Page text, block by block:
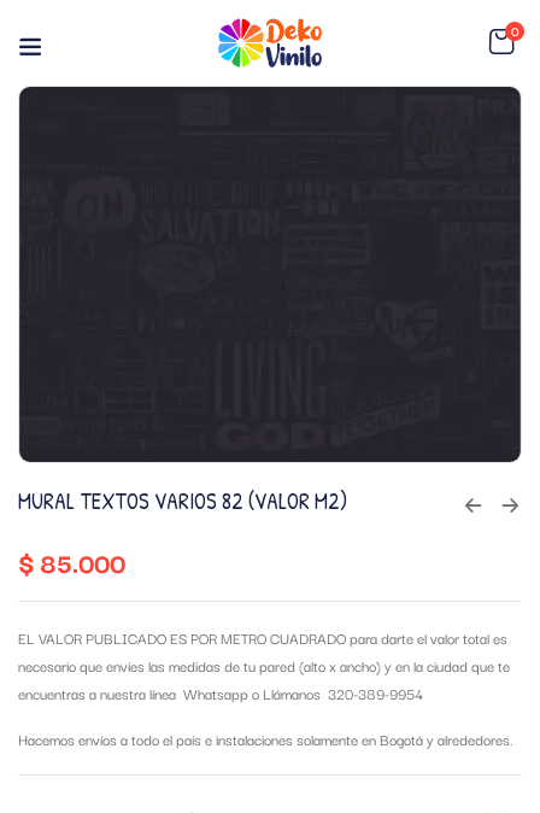
0
MURAL TEXTOS VARIOS 82 (VALOR M2)
$85.000
EL VALOR PUBLICADO ES POR METRO CUADRADO para darte el valor total es
necesario que envíes las medidas de tu pared (alto x ancho) y en la ciudad que te
encuentras a nuestra línea Whatsapp o Llámanos 320-389-9954
Hacemos envíos a todo el país e instalaciones solamente en Bogotá y alrededores.